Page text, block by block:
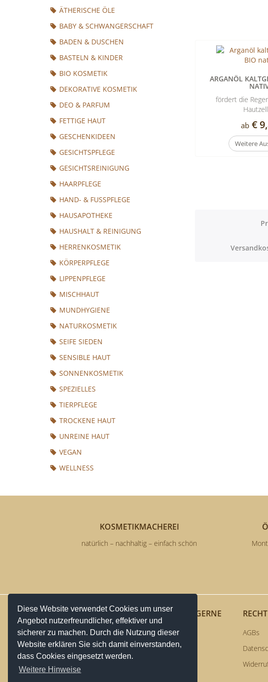
Diese Website verwendet Cookies um unser
Angebot nutzerfreundlicher, effektiver und
sicherer zu machen. Durch die Nutzung dieser
Website erklären Sie sich damit einverstanden,
dass Cookies eingesetzt werden.
Weitere Hinweise
ARGANÖL
fördert die
ab€
Weitere
ÄTHERISCHE ÖLE
BABY & SCHWANGERSCHAFT
BADEN & DUSCHEN
BASTELN & KINDER
BIO KOSMETIK
DEKORATIVE KOSMETIK
DEO & PARFUM
FETTIGE HAUT
GESCHENKIDEEN
GESICHTSPFLEGE
GESICHTSREINIGUNG
HAARPFLEGE
HAND- & FUSSPFLEGE
HAUSAPOTHEKE
HAUSHALT & REINIGUNG
HERRENKOSMETIK
KÖRPERPFLEGE
LIPPENPFLEGE
MISCHHAUT
MUNDHYGIENE
NATURKOSMETIK
SEIFE SIEDEN
SENSIBLE HAUT
SONNENKOSMETIK
SPEZIELLES
TIERPFLEGE
TROCKENE HAUT
UNREINE HAUT
VEGAN
WELLNESS
KOSMETIKMACHEREI
natürlich – nachhaltig – einfach schön
ÜBER UNS
Karriere
Geschäft
Impressum
WIR HELFEN GERNE
Online Hilfe
FAQs
AGBs